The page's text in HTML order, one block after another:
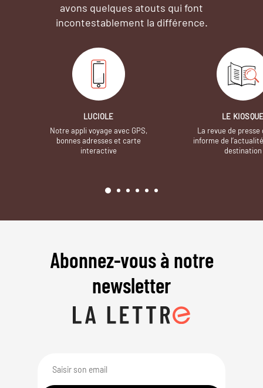
avons quelques atouts qui font
incontestablement la différence.
LUCIOLE
Notre appli voyage avec GPS,
bonnes adresses et carte
interactive
LE
La revue de presse
informe de
destination
Abonnez-vous à notre
newsletter